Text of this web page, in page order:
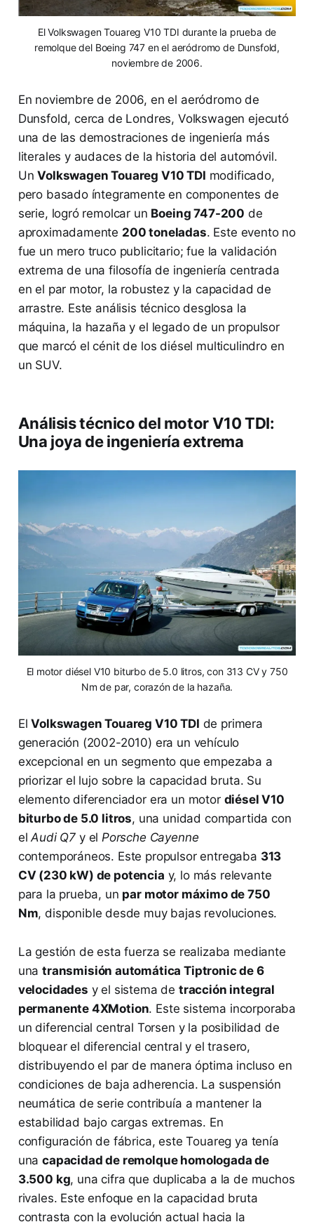
El Volkswagen Touareg V10 TDI durante la prueba de
remolque del Boeing 747 en el aeródromo de Dunsfold,
noviembre de 2006.
En noviembre de 2006, en el aeródromo de
Dunsfold, cerca de Londres, Volkswagen ejecutó
una de las demostraciones de ingeniería más
literales y audaces de la historia del automóvil.
UnVolkswagen Touareg V10 TDI modificado,
pero basado íntegramente en componentes de
serie, logró remolcar un Boeing 747-200 de
aproximadamente 200 toneladas. Este evento no
fue un mero truco publicitario; fue la validación
extrema de una filosofía de ingeniería centrada
en el par motor, la robustez y la capacidad de
arrastre. Este análisis técnico desglosa la
máquina, la hazaña y el legado de un propulsor
que marcó el cénit de los diésel multiculindro en
un SUV.
Análisis técnico del motor V10 TDI:
Una joya de ingeniería extrema
El motor diésel V10 biturbo de 5.0 litros, con 313 CV y 750
Nm de par, corazón de la hazaña.
ElVolkswagen Touareg V10 TDI de primera
generación (2002-2010) era un vehículo
excepcional en un segmento que empezaba a
priorizar el lujo sobre la capacidad bruta. Su
elemento diferenciador era un motor diésel V10
biturbo de 5.0 litros, una unidad compartida con
elAudi Q7 y el Porsche Cayenne
contemporáneos. Este propulsor entregaba 313
CV (230 kW) de potencia y, lo más relevante
para la prueba, un par motor máximo de 750
Nm, disponible desde muy bajas revoluciones.
La gestión de esta fuerza se realizaba mediante
unatransmisión automática Tiptronic de 6
velocidades y el sistema de tracción integral
permanente 4XMotion. Este sistema incorporaba
un diferencial central Torsen y la posibilidad de
bloquear el diferencial central y el trasero,
distribuyendo el par de manera óptima incluso en
condiciones de baja adherencia. La suspensión
neumática de serie contribuía a mantener la
estabilidad bajo cargas extremas. En
configuración de fábrica, este Touareg ya tenía
unacapacidad de remolque homologada de
3.500 kg, una cifra que duplicaba a la de muchos
rivales. Este enfoque en la capacidad bruta
contrasta con la evolución actual hacia la